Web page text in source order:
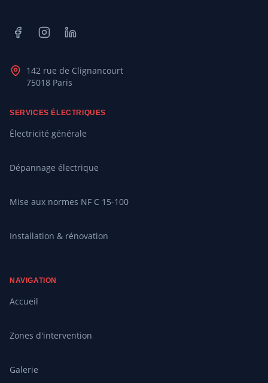
FacebookInstagramLinkedIn
142 rue de Clignancourt
75018 Paris
SERVICES ÉLECTRIQUES
Électricité générale
Dépannage électrique
Mise aux normes NF C 15-100
Installation & rénovation
NAVIGATION
Accueil
Zones d'intervention
Galerie